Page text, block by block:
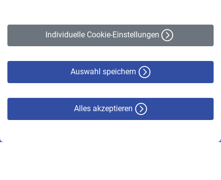
Individuelle Cookie-Einstellungen
Auswahl speichern
Alles akzeptieren
Erklärung zur Barrierefreiheit
© VBL 2026